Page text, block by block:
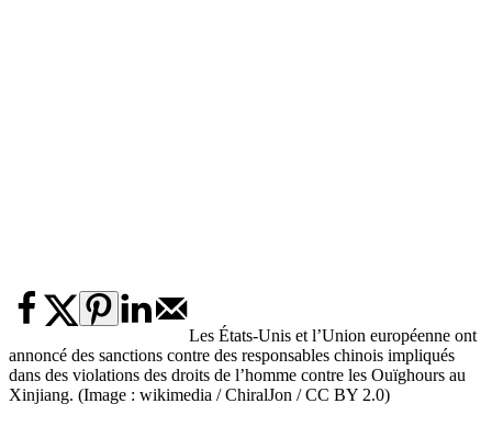
Les États-Unis et l’Union européenne ont
annoncé des sanctions contre des responsables chinois impliqués
dans des violations des droits de l’homme contre les Ouïghours au
Xinjiang. (Image : wikimedia / ChiralJon / CC BY 2.0)